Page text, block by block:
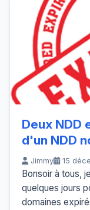
Deux NDD
d'un NDD
Jimmy 15
Bonsoir à tous,
quelques jours
domaines